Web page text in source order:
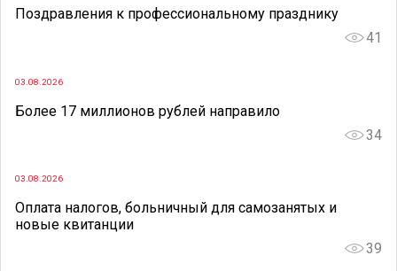
Поздравления к профессиональному празднику
41
03.08.2026
Более 17 миллионов рублей направило
34
03.08.2026
Оплата налогов, больничный для самозанятых и
новые квитанции
39